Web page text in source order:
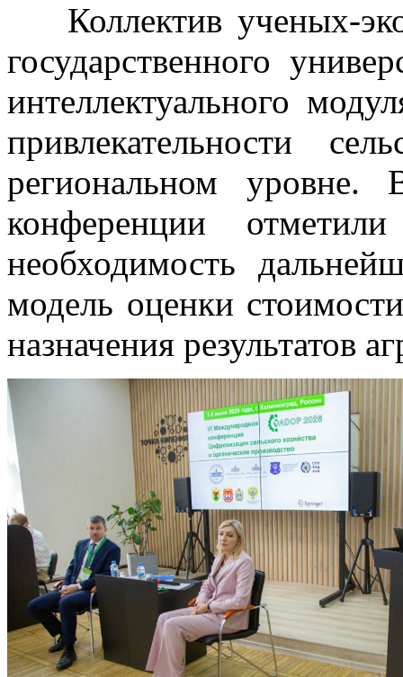
Коллектив ученых-
государственного
интеллектуального
привлекательности
региональном уровне.
конференции отметили
необходимость
модель оценки
назначения результатов